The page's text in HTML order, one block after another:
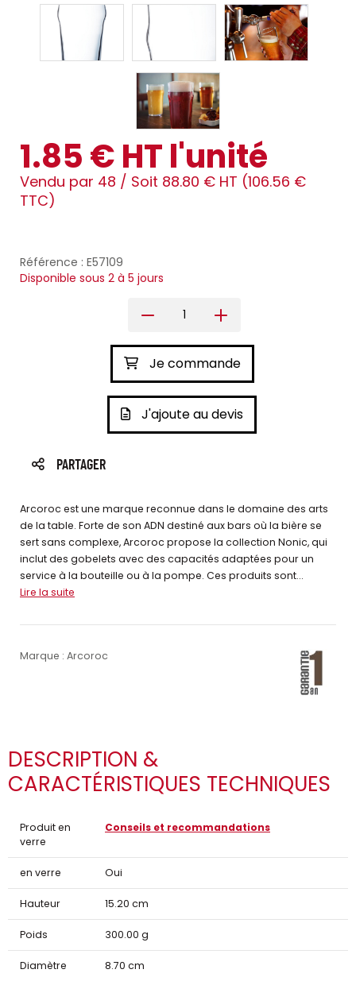
1.85 € HT l'unité
Vendu par 48 / Soit 88.80 € HT (106.56 €
TTC)
Référence : E57109
Disponible sous 2 à 5 jours
Je commande
J'ajoute au devis
PARTAGER
Arcoroc est une marque reconnue dans le domaine des arts
de la table. Forte de son ADN destiné aux bars où la bière se
sert sans complexe, Arcoroc propose la collection Nonic, qui
inclut des gobelets avec des capacités adaptées pour un
service à la bouteille ou à la pompe. Ces produits sont...
Lire la suite
Marque : Arcoroc
DESCRIPTION &
CARACTÉRISTIQUES TECHNIQUES
Produit en
verre
Conseils et recommandations
en verre Oui
Hauteur 15.20 cm
Poids 300.00 g
Diamètre 8.70 cm